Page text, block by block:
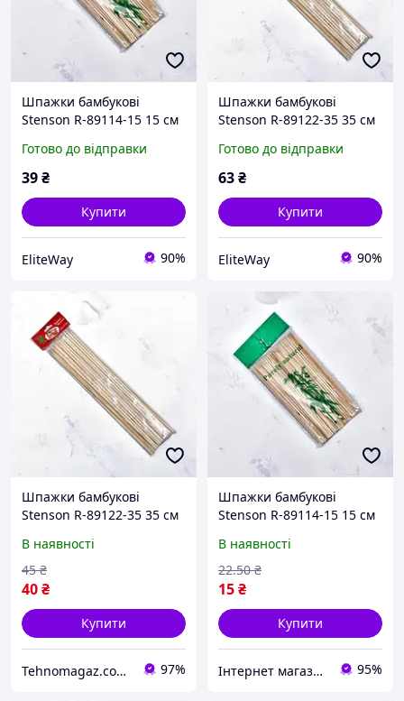
Шпажки бамбукові
Stenson R-89114-15 15 см
Готово до відправки
39₴
Купити
EliteWay 90%
Шпажки бамбукові
Stenson R-89122-35 35 см
Готово до відправки
63₴
Купити
EliteWay 90%
Шпажки бамбукові
Stenson R-89122-35 35 см
В наявності
40₴
45 ₴
Купити
Tehnomagaz.com.ua - це передовий інтернет-магазин, спеціалізуючийся на продажу техніки 97%
Шпажки бамбукові
Stenson R-89114-15 15 см
якість
В наявності
15₴
22.50 ₴
Купити
Інтернет магазин ЕЙФОРІЯ 95%